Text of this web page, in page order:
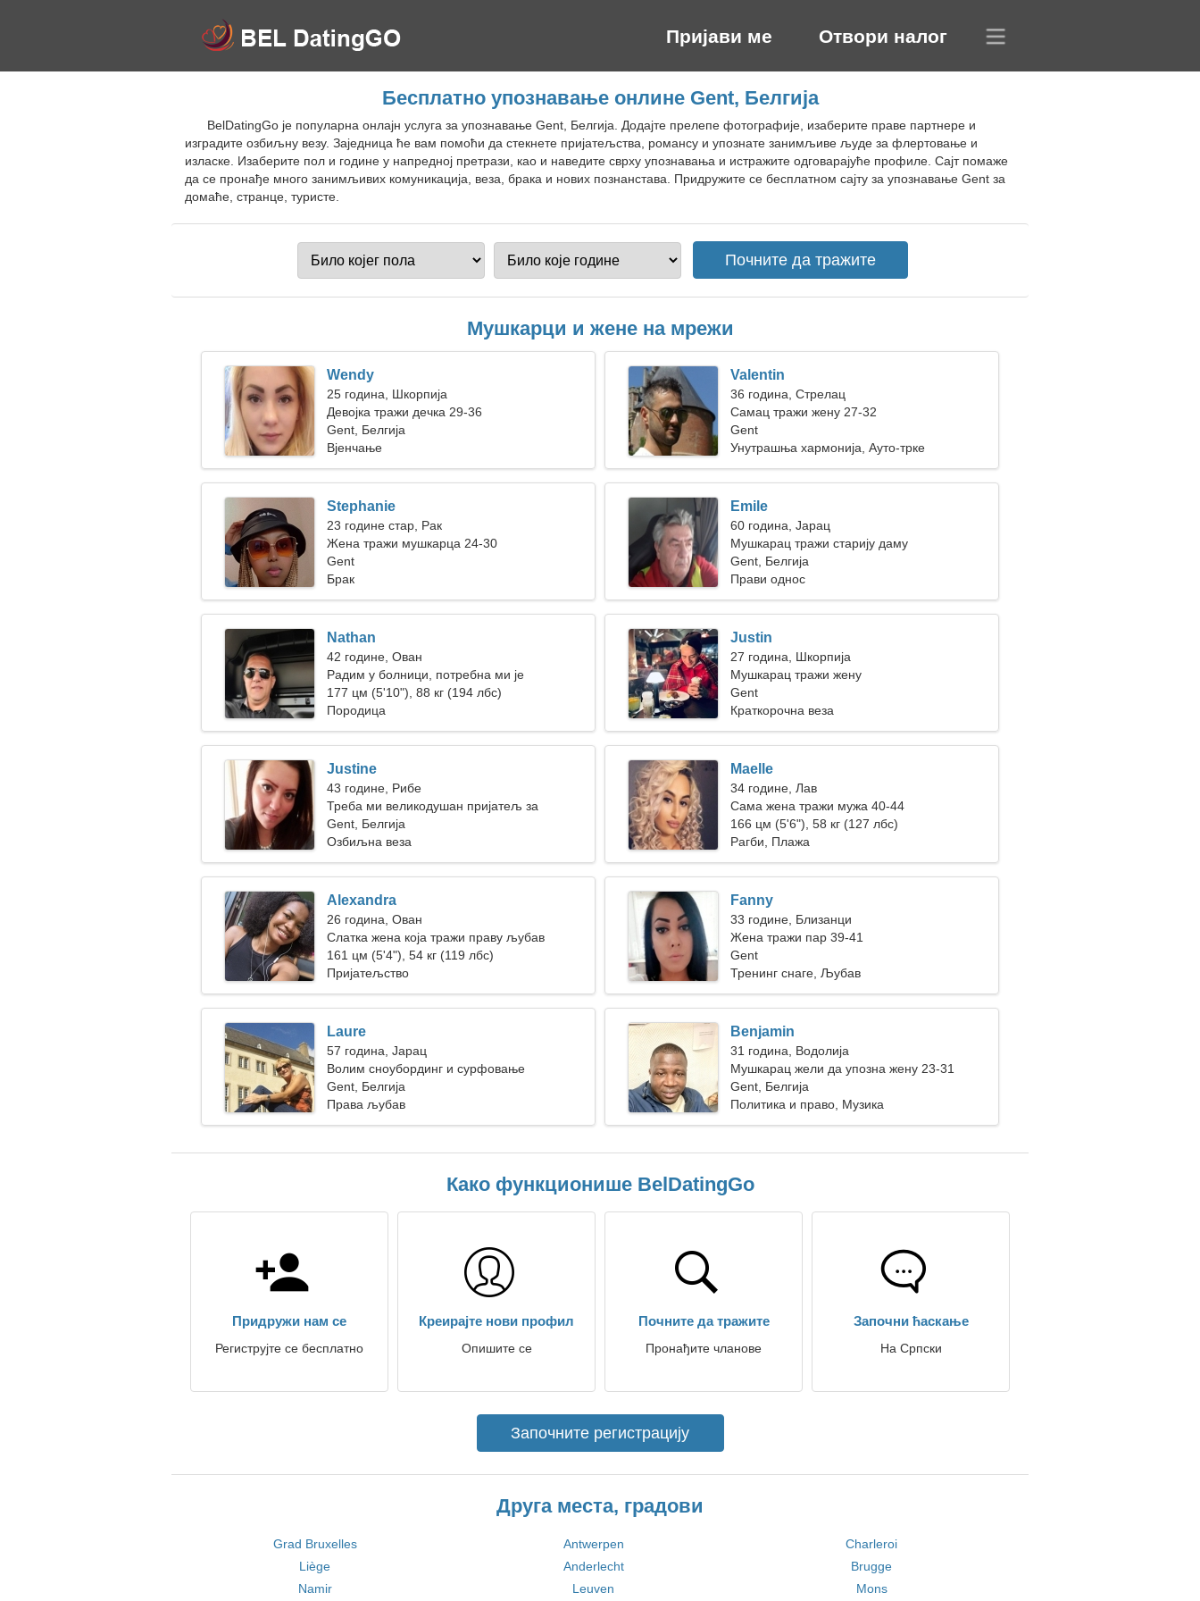
Пријави ме Отвори налог
Бесплатно упознавање онлине Gent, Белгија
BelDatingGo је популарна онлајн услуга за упознавање Gent, Белгија. Додајте прелепе фотографије, изаберите праве партнере и
изградите озбиљну везу. Заједница ће вам помоћи да стекнете пријатељства, романсу и упознате занимљиве људе за флертовање и
изласке. Изаберите пол и године у напредној претрази, као и наведите сврху упознавања и истражите одговарајуће профиле. Сајт помаже
да се пронађе много занимљивих комуникација, веза, брака и нових познанстава. Придружите се бесплатном сајту за упознавање Gent за
домаће, странце, туристе.
Мушкарци и жене на мрежи
Wendy
25 година, Шкорпија
Девојка тражи дечка 29-36
Gent, Белгија
Вјенчање
Valentin
36 година, Стрелац
Самац тражи жену 27-32
Gent
Унутрашња хармонија, Ауто-трке
Stephanie
23 године стар, Рак
Жена тражи мушкарца 24-30
Gent
Брак
Emile
60 година, Јарац
Мушкарац тражи старију даму
Gent, Белгија
Прави однос
Nathan
42 године, Ован
Радим у болници, потребна ми је
заводљива жена
177 цм (5'10"), 88 кг (194 лбс)
Породица
Justin
27 година, Шкорпија
Мушкарац тражи жену
Gent
Краткорочна веза
Justine
43 године, Рибе
Треба ми великодушан пријатељ за
састанке
Gent, Белгија
Озбиљна веза
Maelle
34 године, Лав
Сама жена тражи мужа 40-44
166 цм (5'6"), 58 кг (127 лбс)
Рагби, Плажа
Alexandra
26 година, Ован
Слатка жена која тражи праву љубав
161 цм (5'4"), 54 кг (119 лбс)
Пријатељство
Fanny
33 године, Близанци
Жена тражи пар 39-41
Gent
Тренинг снаге, Љубав
Laure
57 година, Јарац
Волим сноубординг и сурфовање
Gent, Белгија
Права љубав
Benjamin
31 година, Водолија
Мушкарац жели да упозна жену 23-31
Gent, Белгија
Политика и право, Музика
Како функционише BelDatingGo
Придружи нам се
Региструјте се бесплатно
Креирајте нови профил
Опишите се
Почните да тражите
Пронађите чланове
Започни ћаскање
На Српски
Започните регистрацију
Друга места, градови
Grad Bruxelles Antwerpen
Charleroi
Liège
Anderlecht
Brugge
Namir
Leuven Mons